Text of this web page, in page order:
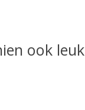
ook leuk